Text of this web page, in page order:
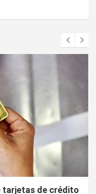
que la